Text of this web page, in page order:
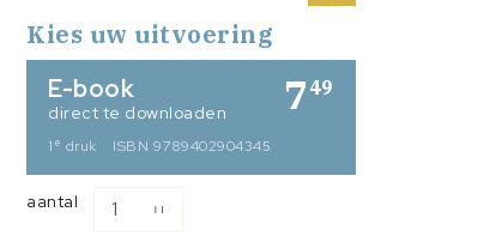
Kies uw uitvoering
7 49
E-book
direct te downloaden
1 e druk ISBN 9789402904345
aantal